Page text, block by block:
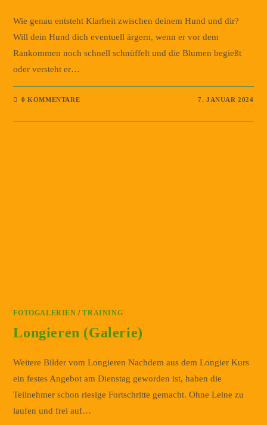
Wie genau entsteht Klarheit zwischen deinem Hund und dir?
Will dein Hund dich eventuell ärgern, wenn er vor dem
Rankommen noch schnell schnüffelt und die Blumen begießt
oder versteht er…
0 KOMMENTARE 7. JANUAR 2024
FOTOGALERIEN /TRAINING
Longieren (Galerie)
Weitere Bilder vom Longieren Nachdem aus dem Longier Kurs
ein festes Angebot am Dienstag geworden ist, haben die
Teilnehmer schon riesige Fortschritte gemacht. Ohne Leine zu
laufen und frei auf…